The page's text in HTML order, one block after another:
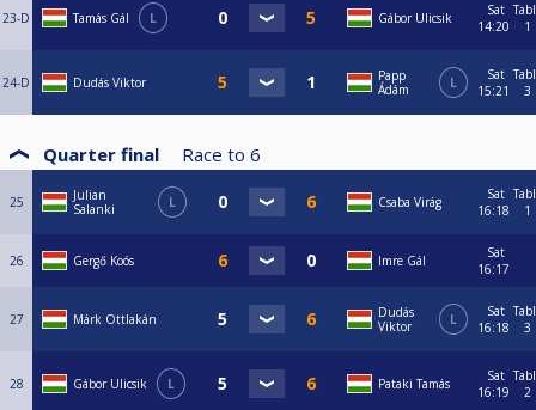
23-D Tamás Gál L Gábor Ulicsik
Sat
14:20
1
24-D Dudás Viktor
Papp
Ádám
L
Sat
15:21
3
Quarter final Race to 6
25
Julian
Salanki
L Csaba Virág
Sat
16:18
1
26 Gergő Koós Imre Gál
Sat
16:17
27 Márk Ottlakán
Dudás
Viktor
L
Sat
16:18
3
28 Gábor Ulicsik L Pataki Tamás
Sat
16:19
2